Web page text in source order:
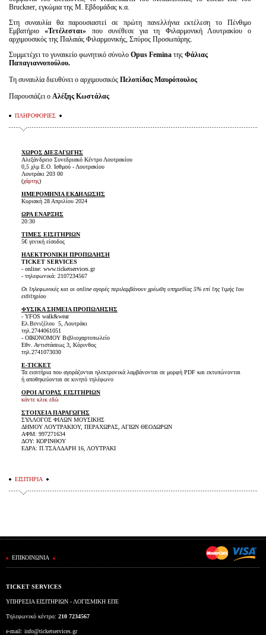
Bruckner, εγκώμια της Μ. Εβδομάδας κ.α.
Στη συναυλία θα παρουσιαστεί σε πρώτη πανελλήνια εκτέλεση το Πένθιμο
Εμβατήριο«Τετέλεσται» που συνέθεσε για τη Φιλαρμονική Λουτρακίου ο
αρχιμουσικός της Παλαιάς Φιλαρμονικής, Σπύρος Προσωπάρης.
Συμμετέχει το γυναικείο φωνητικό σύνολο Opus Femina της Φάλιας
Παπαγιαννοπούλου.
Τη συναυλία διευθύνει ο αρχιμουσικός Πελοπίδας Μαυρόπουλος
Παρουσιάζει ο Αλέξης Κωστάλας
ΠΛΗΡΟΦΟΡΙΕΣ
ΧΩΡΟΣ ΔΙΕΞΑΓΩΓΗΣ
Αλεξάνδρειο Συνεδριακό Κέντρο Λουτρακίου
0,5 χλμ Ε.Ο. Ισθμού - Λουτρακίου
Λουτράκι 203 00
(χάρτης)
ΗΜΕΡΟΜΗΝΙΑ ΕΚΔΗΛΩΣΗΣ
Κυριακή 28 Απριλίου 2024
ΩΡΑ ΕΝΑΡΞΗΣ
20:30
ΤΙΜΕΣ ΕΙΣΙΤΗΡΙΩΝ
5€ γενική είσοδος
ΗΛΕΚΤΡΟΝΙΚΗ ΠΡΟΠΩΛΗΣΗ
TICKET SERVICES
- online: www.ticketservices.gr
- τηλεφωνικά: 2107234567
Οι τηλεφωνικές και οι online αγορές περιλαμβάνουν χρέωση υπηρεσίας 5% επί της τιμής του
εισιτηρίου
ΦΥΣΙΚΑ ΣΗΜΕΙΑ ΠΡΟΠΩΛΗΣΗΣ
- YFOS walk&wear
Ελ.Βενιζέλου 5, Λουτράκι
τηλ.2744061051
- ΟΙΚΟΝΟΜΟΥ Βιβλιοχαρτοπωλείο
Εθν. Αντιστάσεως 3, Κόρινθος
τηλ.2741073030
E-TICKET
Τα εισιτήρια που αγοράζονται ηλεκτρονικά λαμβάνονται σε μορφή PDF και εκτυπώνονται
ή αποθηκεύονται σε κινητό τηλέφωνο
ΟΡΟΙ ΑΓΟΡΑΣ ΕΙΣΙΤΗΡΙΩΝ
κάντε κλικ εδώ
ΣΤΟΙΧΕΙΑ ΠΑΡΑΓΩΓΗΣ
ΣΥΛΛΟΓΟΣ ΦΙΛΩΝ ΜΟΥΣΙΚΗΣ
ΔΗΜΟΥ ΛΟΥΤΡΑΚΙΟΥ, ΠΕΡΑΧΩΡΑΣ, ΑΓΙΩΝ ΘΕΟΔΩΡΩΝ
ΑΦΜ: 997271634
ΔΟΥ: ΚΟΡΙΝΘΟΥ
ΕΔΡΑ: Π.ΤΣΑΛΔΑΡΗ 16, ΛΟΥΤΡΑΚΙ
ΕΙΣΙΤΗΡΙΑ
ΕΠΙΚΟΙΝΩΝΙΑ
TICKET SERVICES
ΥΠΗΡΕΣΙΑ ΕΙΣΙΤΗΡΙΩΝ - ΛΟΓΙΣΜΙΚΗ ΕΠΕ
Τηλεφωνικό κέντρο: 210 7234567
e-mail: info@ticketservices.gr